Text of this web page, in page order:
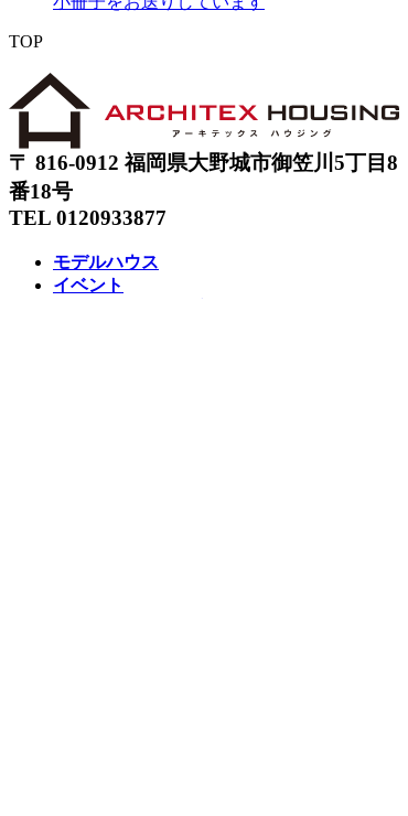
TOP
〒 816-0912 福岡県大野城市御笠川5丁目8
番18号
TEL 0120933877
モデルハウス
イベント